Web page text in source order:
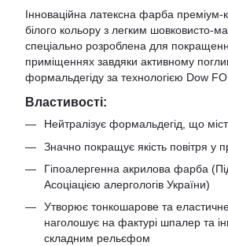
Інноваційна латексна фарба преміум-
білого кольору з легким шовковисто-
спеціально розроблена для
приміщеннях завдяки активному
формальдегіду за технологією Dow
Властивості:
Нейтралізує формальдегід, що
Значно покращує якість повітря у
Гіпоалергенна акрилова фарба
Асоціацією алергологів України)
Утворює тонкошарове та
наголошує на фактурі шпалер та
складним рельєфом